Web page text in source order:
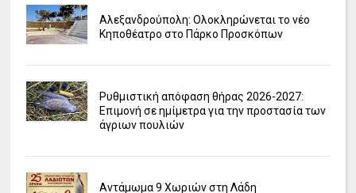
Αλεξανδρούπολη: Ολοκληρώνεται το νέο
Κηποθέατρο στο Πάρκο Προσκόπων
Ρυθμιστική απόφαση θήρας 2026-2027:
Επιμονή σε ημίμετρα για την προστασία των
άγριων πουλιών
Αντάμωμα 9 Χωριών στη Λάδη